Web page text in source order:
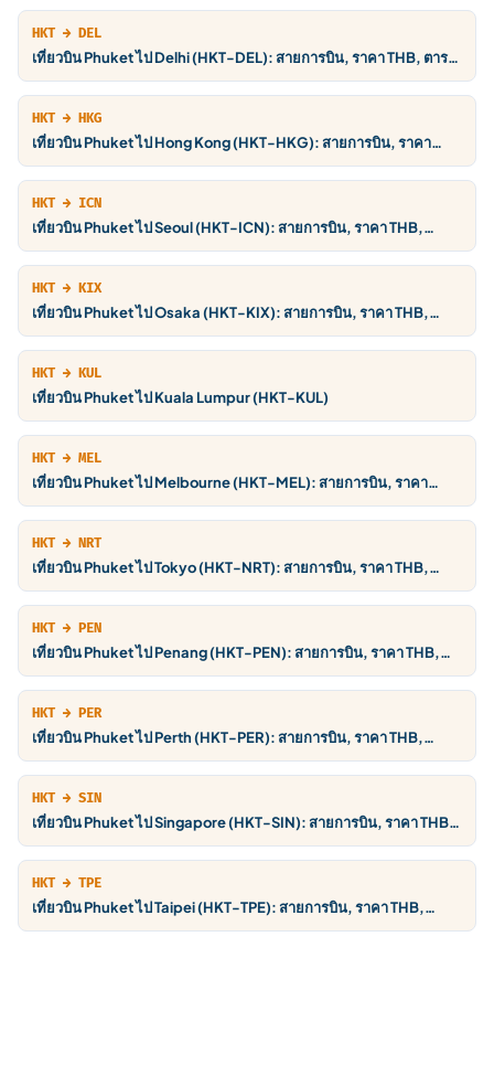
HKT → DEL
เที่ยวบิน Phuket ไป Delhi (HKT-DEL): สายการบิน, ราคา THB, ตาราง
HKT → HKG
เที่ยวบิน Phuket ไป Hong Kong (HKT-HKG): สายการบิน, ราคา
HKT → ICN
เที่ยวบิน Phuket ไป Seoul (HKT-ICN): สายการบิน, ราคา THB,
HKT → KIX
เที่ยวบิน Phuket ไป Osaka (HKT-KIX): สายการบิน, ราคา THB,
HKT → KUL
เที่ยวบิน Phuket ไป Kuala Lumpur (HKT-KUL)
HKT → MEL
เที่ยวบิน Phuket ไป Melbourne (HKT-MEL): สายการบิน, ราคา
HKT → NRT
เที่ยวบิน Phuket ไป Tokyo (HKT-NRT): สายการบิน, ราคา THB,
HKT → PEN
เที่ยวบิน Phuket ไป Penang (HKT-PEN): สายการบิน, ราคา THB,
HKT → PER
เที่ยวบิน Phuket ไป Perth (HKT-PER): สายการบิน, ราคา THB,
HKT → SIN
เที่ยวบิน Phuket ไป Singapore (HKT-SIN): สายการบิน, ราคา THB,
HKT → TPE
เที่ยวบิน Phuket ไป Taipei (HKT-TPE): สายการบิน, ราคา THB,